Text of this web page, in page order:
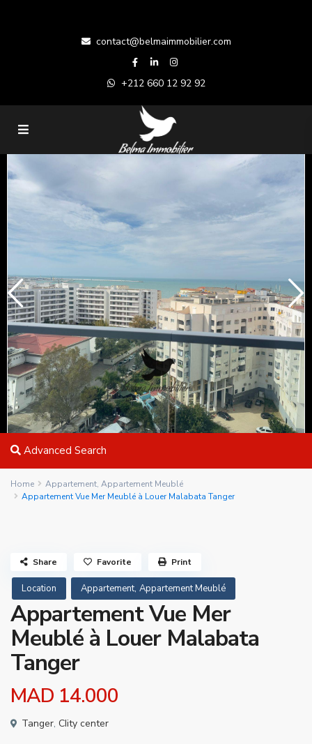
contact@belmaimmobilier.com
+212 660 12 92 92
Advanced Search
Home Appartement, Appartement Meublé
Appartement Vue Mer Meublé à Louer Malabata Tanger
Location Appartement, Appartement Meublé
Appartement Vue Mer
Meublé à Louer Malabata
Tanger
MAD 14.000
Tanger, CIity center
Share Favorite Print